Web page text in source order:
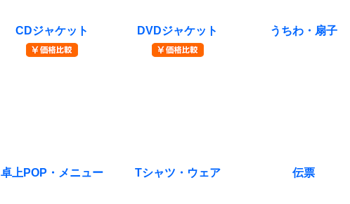
CDジャケット DVDジャケット うちわ・扇子
卓上POP・メニュー Tシャツ・ウェア 伝票